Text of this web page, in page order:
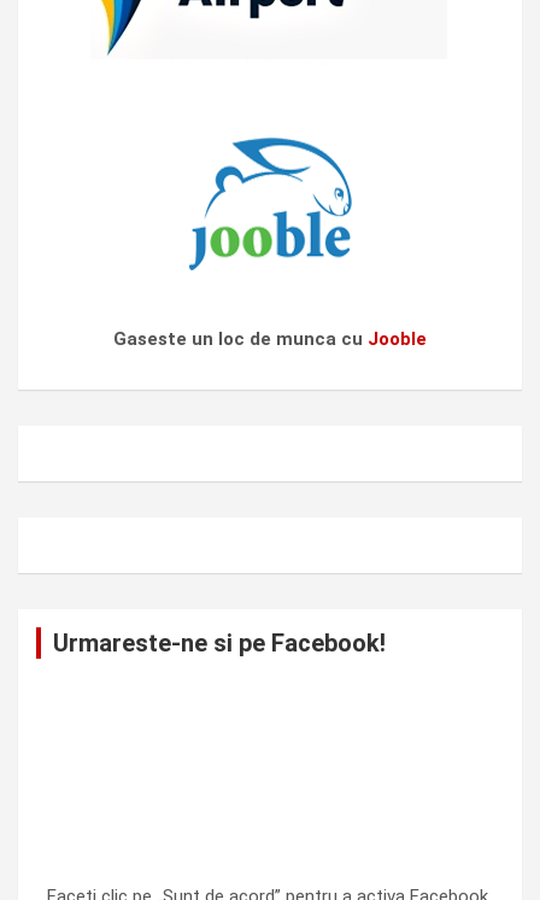
Gaseste un loc de munca cu Jooble
Urmareste-ne si pe Facebook!